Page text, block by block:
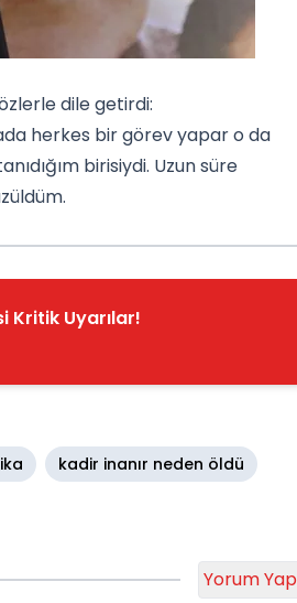
dile getirdi:
herkes bir görev yapar o da
birisiydi. Uzun süre
Kritik Uyarılar!
kadir inanır neden öldü
Yorum Yap